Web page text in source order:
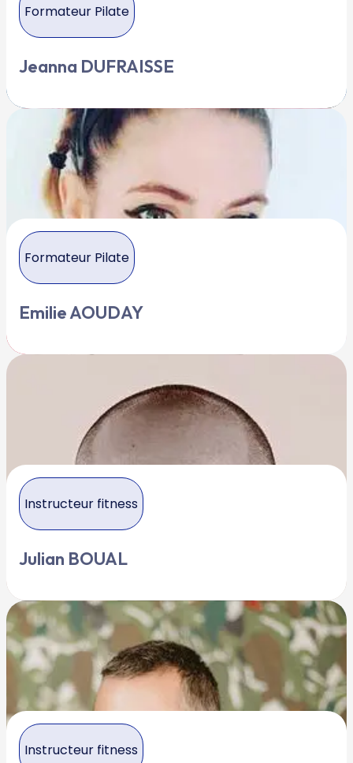
Formateur Pilate
Jeanna DUFRAISSE
Formateur Pilate
Emilie AOUDAY
Instructeur fitness
Julian BOUAL
Instructeur fitness